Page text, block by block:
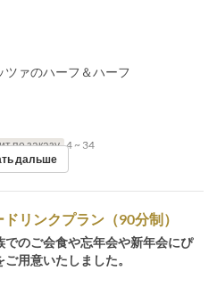
ツァのハーフ＆ハーフ
по заказу 4 ~ 34
дальше
リンクプラン（90分制）
のご会食や忘年会や新年会にぴ
用意いたしました。